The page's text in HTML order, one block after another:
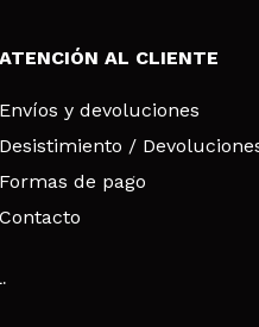
ATENCIÓN AL CLIENTE
Envíos y devoluciones
Desistimiento /
Formas de pago
Contacto